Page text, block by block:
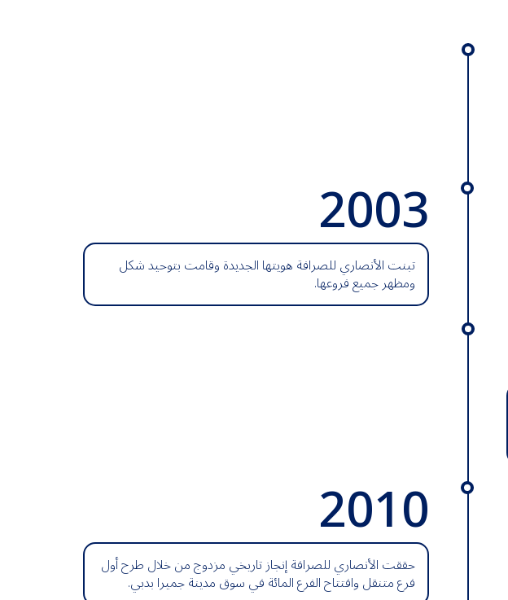
2003
تبنت الأنصاري للصرافة هويتها الجديدة وقامت بتوحيد شكل
ومظهر جميع فروعها.
2010
حققت الأنصاري للصرافة إنجاز تاريخي مزدوج من خلال طرح أول
فرع متنقل وافتتاح الفرع المائة في سوق مدينة جميرا بدبي.